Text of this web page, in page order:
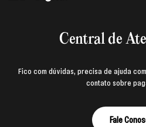
Central de
Fico com dúvidas, precisa de ajuda
contato sobre
Fale